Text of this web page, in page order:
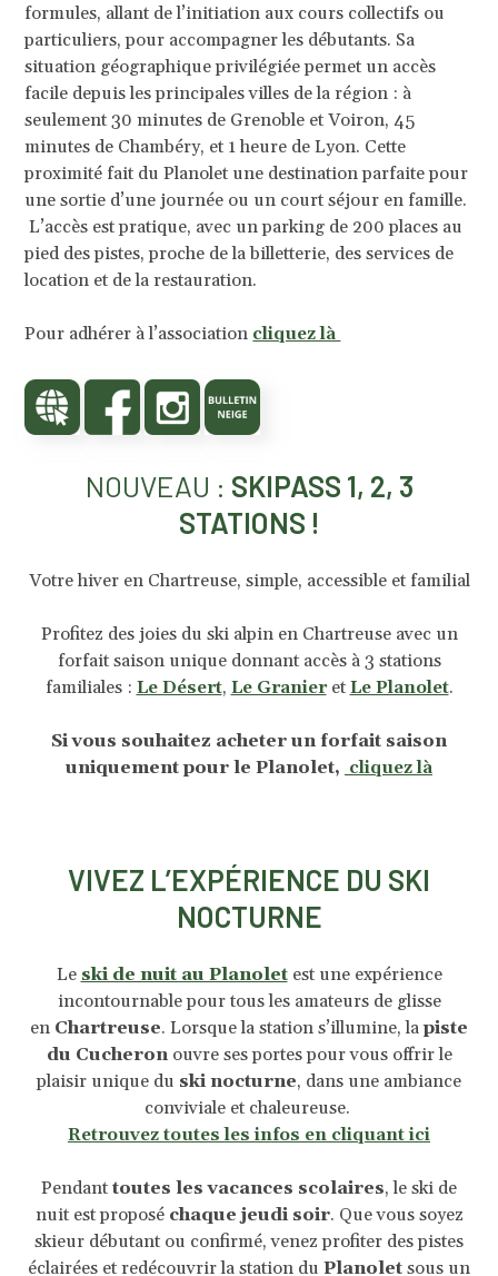
formules, allant de l’initiation aux cours collectifs ou
particuliers, pour accompagner les débutants. Sa
situation géographique privilégiée permet un accès
facile depuis les principales villes de la région : à
seulement 30 minutes de Grenoble et Voiron, 45
minutes de Chambéry, et 1 heure de Lyon. Cette
proximité fait du Planolet une destination parfaite pour
une sortie d’une journée ou un court séjour en famille.
L’accès est pratique, avec un parking de 200 places au
pied des pistes, proche de la billetterie, des services de
location et de la restauration.
Pour adhérer à l’association cliquez là
NOUVEAU : SKIPASS 1, 2, 3
STATIONS !
Votre hiver en Chartreuse, simple, accessible et familial
Profitez des joies du ski alpin en Chartreuse avec un
forfait saison unique donnant accès à 3 stations
familiales : Le Désert, Le Granieret Le Planolet.
Si vous souhaitez acheter un forfait saison
uniquement pour le Planolet, cliquez là
VIVEZ L’EXPÉRIENCE DU SKI
NOCTURNE
Le ski de nuit au Planoletest une expérience
incontournable pour tous les amateurs de glisse
en Chartreuse. Lorsque la station s’illumine, lapiste
du Cucheronouvre ses portes pour vous offrir le
plaisir unique du ski nocturne, dans une ambiance
conviviale et chaleureuse.
Retrouvez toutes les infos en cliquant ici
Pendant toutes les vacances scolaires, le ski de
nuit est proposé chaque jeudi soir. Que vous soyez
skieur débutant ou confirmé, venez profiter des pistes
éclairées et redécouvrir la station du Planolet sous un